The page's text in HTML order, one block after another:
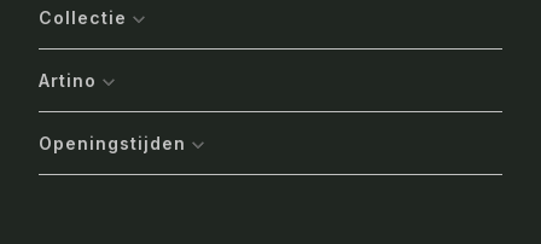
Collectie
Artino
Openingstijden